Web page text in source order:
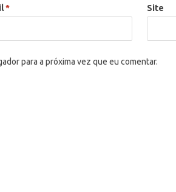
* Site
para a próxima vez que eu comentar.